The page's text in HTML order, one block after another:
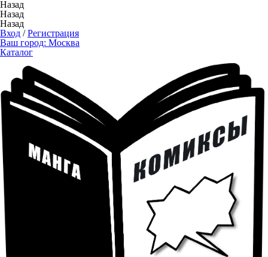
Назад
Назад
Назад
Вход /Регистрация
Ваш город: Москва
Каталог